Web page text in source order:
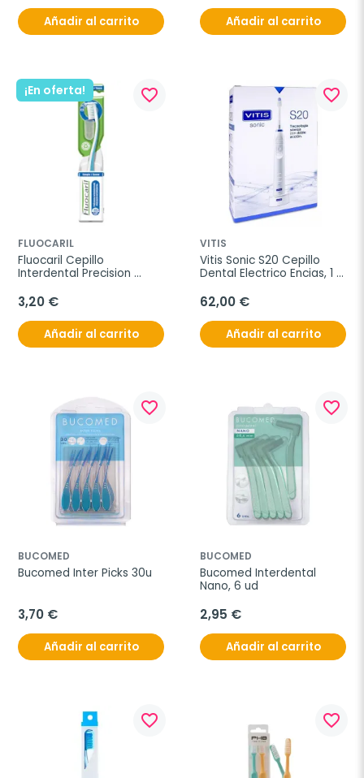
Añadir al carrito Añadir al carrito
¡En oferta! favorite_border
FLUOCARIL
Fluocaril Cepillo
Interdental Precision
3,20 €
Añadir al carrito
favorite_border
VITIS
Vitis Sonic S20 Cepillo
Dental Electrico Encias, 1
62,00 €
Añadir al carrito
favorite_border
BUCOMED
Bucomed Inter Picks 30u
3,70 €
Añadir al carrito
favorite_border
BUCOMED
Bucomed Interdental
Nano, 6 ud
2,95 €
Añadir al carrito
favorite_border favorite_border